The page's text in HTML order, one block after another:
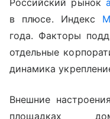
в плюсе. Индекс
года. Факторы
отдельные
динамика
Внешние
площадках